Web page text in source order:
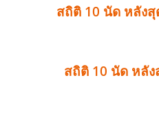
สถิติ 10 นัด หลัง
สถิติ 10 นัด หลั